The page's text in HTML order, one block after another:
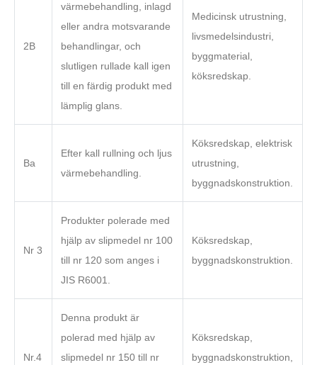
2B
värmebehandling, inlagd
eller andra motsvarande
behandlingar, och
slutligen rullade kall igen
till en färdig produkt med
lämplig glans.
Medicinsk utrustning,
livsmedelsindustri,
byggmaterial,
köksredskap.
Ba
Efter kall rullning och ljus
värmebehandling.
Köksredskap, elektrisk
utrustning,
byggnadskonstruktion.
Nr 3
Produkter polerade med
hjälp av slipmedel nr 100
till nr 120 som anges i
JIS R6001.
Köksredskap,
byggnadskonstruktion.
Nr.4
Denna produkt är
polerad med hjälp av
slipmedel nr 150 till nr
Köksredskap,
byggnadskonstruktion,